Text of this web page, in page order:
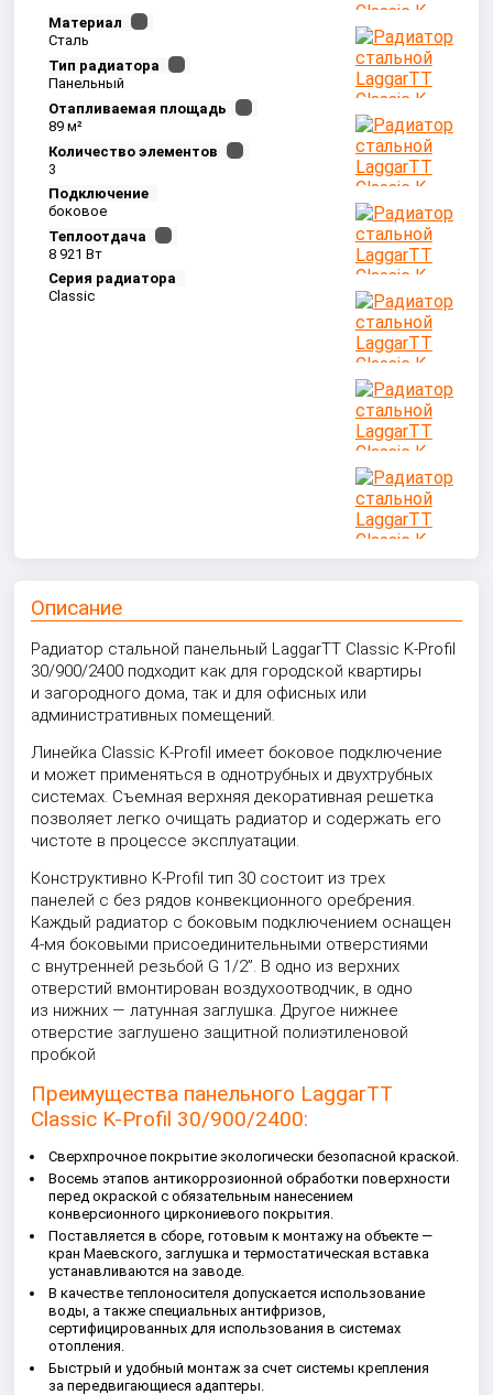
Материал
Сталь
Тип радиатора
Панельный
Отапливаемая площадь
89 м²
Количество элементов
3
Подключение
боковое
Теплоотдача
8 921 Вт
Серия радиатора
Classic
Описание
Радиатор стальной панельный LaggarTT Classic K-Profil
30/900/2400 подходит как для городской квартиры
и загородного дома, так и для офисных или
административных помещений.
Линейка Classic K-Profil имеет боковое подключение
и может применяться в однотрубных и двухтрубных
системах. Съемная верхняя декоративная решетка
позволяет легко очищать радиатор и содержать его
чистоте в процессе эксплуатации.
Конструктивно K-Profil тип 30 состоит из трех
панелей с без рядов конвекционного оребрения.
Каждый радиатор с боковым подключением оснащен
4-мя боковыми присоединительными отверстиями
с внутренней резьбой G 1/2”. В одно из верхних
отверстий вмонтирован воздухоотводчик, в одно
из нижних — латунная заглушка. Другое нижнее
отверстие заглушено защитной полиэтиленовой
пробкой
Преимущества панельного LaggarTT
Classic K-Profil 30/900/2400:
Сверхпрочное покрытие экологически безопасной краской.
Восемь этапов антикоррозионной обработки поверхности
перед окраской с обязательным нанесением
конверсионного циркониевого покрытия.
Поставляется в сборе, готовым к монтажу на объекте —
кран Маевского, заглушка и термостатическая вставка
устанавливаются на заводе.
В качестве теплоносителя допускается использование
воды, а также специальных антифризов,
сертифицированных для использования в системах
отопления.
Быстрый и удобный монтаж за счет системы крепления
за передвигающиеся адаптеры.